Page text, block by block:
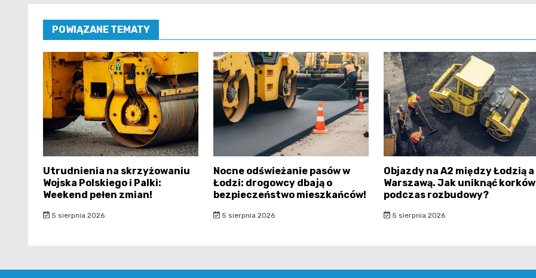
POWIĄZANE TEMATY
Utrudnienia na skrzyżowaniu
Wojska Polskiego i Palki:
Weekend pełen zmian!
5 sierpnia 2026
Nocne odświeżanie pasów w
Łodzi: drogowcy dbają o
bezpieczeństwo mieszkańców!
5 sierpnia 2026
Objazdy na A2 między Łodzią a
Warszawą. Jak uniknąć korków
podczas rozbudowy?
5 sierpnia 2026